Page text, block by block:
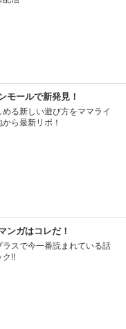
モールで新発見！
る新しい遊び方をママライ
ら最新リポ！
ンガはコレだ！
ラスで今一番読まれている話
ク!!